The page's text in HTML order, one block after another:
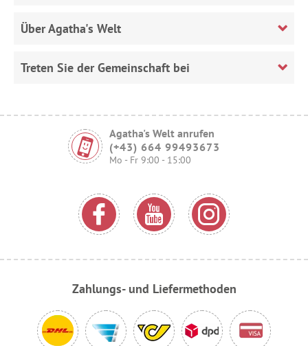
Über Agatha's Welt
Treten Sie der Gemeinschaft bei
Agatha's Welt anrufen
(+43) 664 99493673
Mo - Fr 9:00 - 15:00
Zahlungs- und Liefermethoden